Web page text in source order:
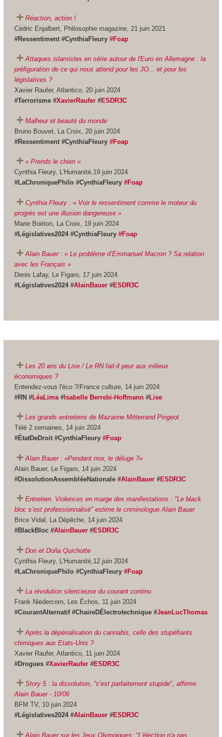
Réaction, action !
Cédric Enjalbert, Philosophie magazine, 21 juin 2021
#Ressentiment #CynthiaFleury #Foap
Attaques islamistes en série autour de l'Euro en Allemagne : la
préfiguration de ce qui nous attend pour les JO... et pour les
législatives ?
Xavier Raufer, Atlantico, 20 juin 2024
#Terrorisme #XavierRaufer#ESDR3C
Malheur et beauté du monde
Bruno Bouvet, La Croix, 20 juin 2024
#Ressentiment #CynthiaFleury #Foap
« Prends le chien »
Cynthia Fleury, L'Humanité,19 juin 2024
#LaChroniquePhilo #CynthiaFleury #Foap
Cynthia Fleury : « Voir le ressentiment comme le moteur du
progrès est une illusion dangereuse »
Marie Boëton, La Croix, 19 juin 2024
#Législatives2024 #CynthiaFleury #Foap
Alain Bauer : « Le problème d’Emmanuel Macron ? Sa relation
avec les Français »
Denis Lafay, Le Figaro, 17 juin 2024
#Législatives2024 #AlainBauer#ESDR3C
Les 20 ans du Lise / Le RN fait-il peur aux milieux
économiques ?
Entendez-vous l'éco ?/France culture, 14 juin 2024
#RN #LéaLima#Isabelle Berrebi-Hoffmann#Lise
Les grands entretiens de Mazarine Mitterrand Pingeot
Télé 2 semaines, 14 juin 2024
#ÉtatDeDroit #CynthiaFleury #Foap
Alain Bauer : «Pendant moi, le déluge ?»
Alain Bauer, Le Figaro, 14 juin 2024
#DissolutionAssembléeNationale #AlainBauer#ESDR3C
Entretien. Violences en marge des manifestations : "Le black
bloc s’est professionnalisé" estime le criminologue Alain Bauer
Brice Vidal, La Dépêche, 14 juin 2024
#BlackBloc #AlainBauer#ESDR3C
Don et Doña Quichotte
Cynthia Fleury, L'Humanité,12 juin 2024
#LaChroniquePhilo #CynthiaFleury #Foap
La révolution silencieuse du courant continu
Frank Niedercorn, Les Échos, 11 juin 2024
#CourantAlternatif #ChaireDÉlectrotechnique #JeanLucThomas
Après la dépénalisation du cannabis, celle des stupéfiants
chimiques aux Etats-Unis ?
Xavier Raufer, Atlantico, 11 juin 2024
#Drogues #XavierRaufer#ESDR3C
Story 5 : la dissolution, "c'est parfaitement stupide", affirme
Alain Bauer - 10/06
BFM TV, 10 juin 2024
#Législatives2024 #AlainBauer#ESDR3C
Alain Bauer sur les Jeux Olympiques: "L'élection n'a pas